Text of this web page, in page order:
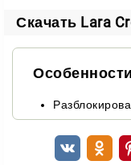
сломанные
Тактика и
выходу. Чтобы
Скачать Lara